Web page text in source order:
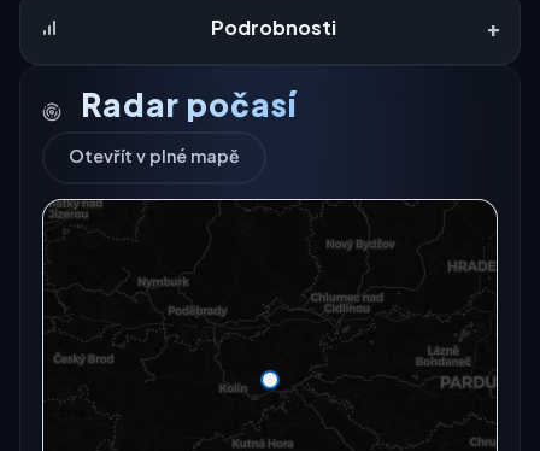
Podrobnosti +
Radar počasí
Otevřít v plné mapě
Radarový snímek momentálně není dostupný.
Otevřít v plné mapě
Zkusit znovu
Otevřít v plné mapě →